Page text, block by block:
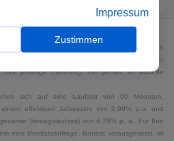
für Neufahrzeuge und junge Gebrauchte um den
Für alle anderen Fahrzeuge entspricht der
das jeweilige Fahrzeug, der jemals an auto.de
sich auf eine Laufzeit von 60 Monaten,
effektiven Jahreszins von 6,99% p.a. und
Vertragslaufzeit) von 6,78% p. a.. Für Ihre
eine Bonitätsanfrage. Bonität vorausgesetzt, ist
später jederzeit im Bereich
Weitere Informationen finden
.
Impressum
Zustimmen